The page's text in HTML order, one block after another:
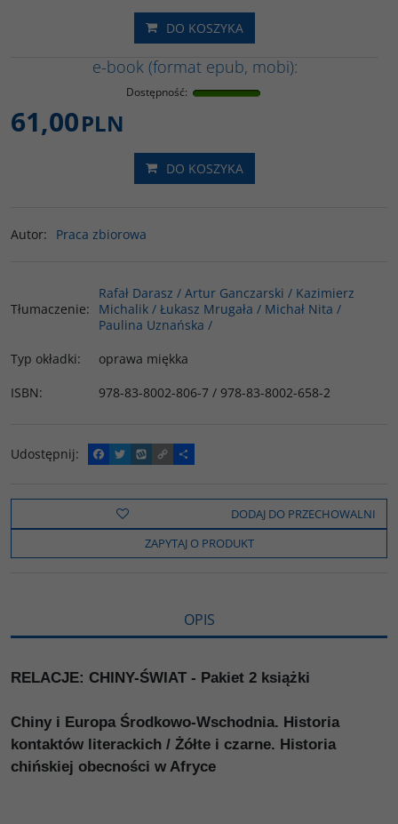
DO KOSZYKA
e-book (format epub, mobi):
Dostępność:
61,00PLN
DO KOSZYKA
Autor: Praca zbiorowa
Tłumaczenie:
Rafał Darasz / Artur Ganczarski / Kazimierz
Michalik / Łukasz Mrugała / Michał Nita /
Paulina Uznańska /
Typ okładki:
oprawa miękka
ISBN: 978-83-8002-806-7 / 978-83-8002-658-2
Udostępnij:
F
a
e
o
k
T
w
t
t
e
W
y
o
C
o
y
i
n
k
P
o
z
e
l
s
DODAJ DO PRZECHOWALNI
ZAPYTAJ O PRODUKT
OPIS
RELACJE: CHINY-ŚWIAT - Pakiet 2 książki
Chiny i Europa Środkowo-Wschodnia. Historia
kontaktów literackich / Żółte i czarne. Historia
chińskiej obecności w Afryce